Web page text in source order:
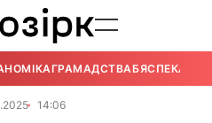
ГРАМАДСТВАБЯСПЕКА
14:06